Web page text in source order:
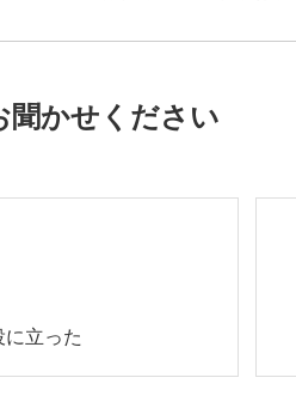
聞かせください
に立った